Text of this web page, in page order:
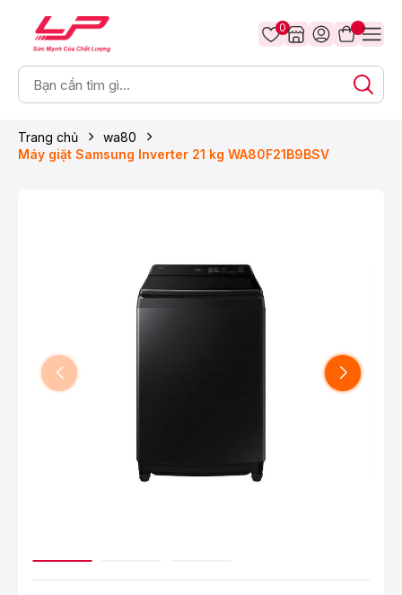
0
Trang chủ
wa80
Máy giặt Samsung Inverter 21 kg WA80F21B9BSV